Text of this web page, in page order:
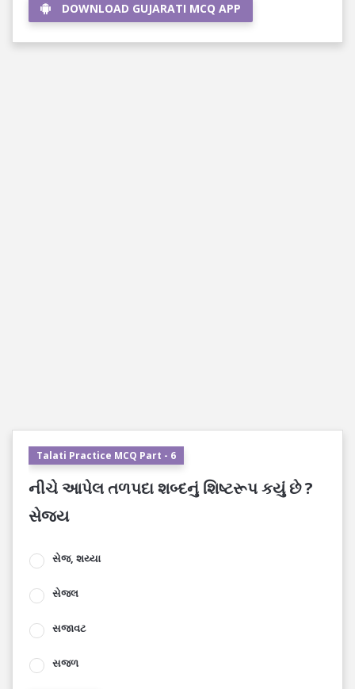
DOWNLOAD GUJARATI MCQ APP
Talati Practice MCQ Part - 6
નીચે આપેલ તળપદા શબ્દનું શિષ્ટરૂપ કયું છે ?
સેજ્ય
સેજ, શય્યા
સેજલ
સજાવટ
સજળ